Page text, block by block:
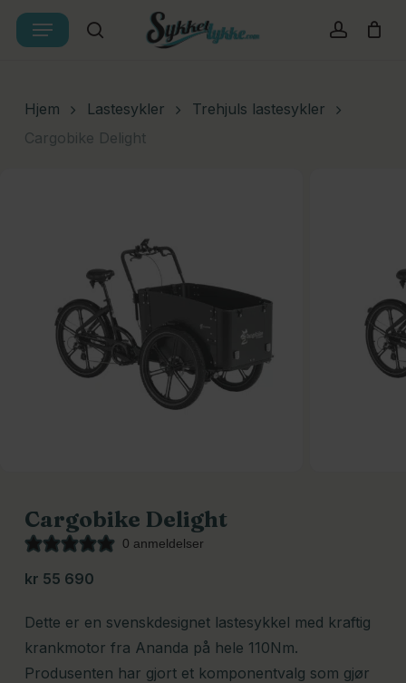
Skip
Products
search
search account
Menu
Cart
Close
Hjem Lastesykler
Trehjuls lastesykler
Cargobike Delight
Cargobike Delight
0 anmeldelser
kr 55 690
Dette er en svenskdesignet lastesykkel med kraftig
krankmotor fra Ananda på hele 110Nm.
Produsenten har gjort et komponentvalg som gjør